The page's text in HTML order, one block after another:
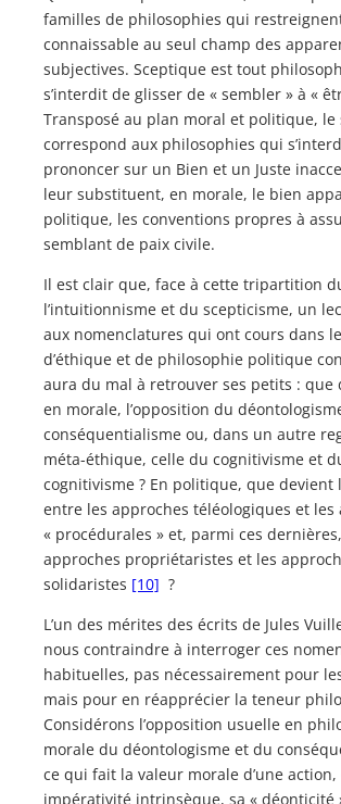
familles de philosophies qui
connaissable au seul champ des
subjectives. Sceptique est tout
s’interdit de glisser de « sembler » à «
Transposé au plan moral et politique, le
correspond aux philosophies qui
prononcer sur un Bien et un Juste
leur substituent, en morale, le bien
politique, les conventions propres à
semblant de paix civile.
Il est clair que, face à cette tripartition
l’intuitionnisme et du scepticisme, un
aux nomenclatures qui ont cours dans
d’éthique et de philosophie politique
aura du mal à retrouver ses petits : que
en morale, l’opposition du
conséquentialisme ou, dans un autre
méta-éthique, celle du cognitivisme et
cognitivisme ? En politique, que devient
entre les approches téléologiques et les
« procédurales » et, parmi ces
approches propriétaristes et les
solidaristes [10] ?
L’un des mérites des écrits de Jules
nous contraindre à interroger ces
habituelles, pas nécessairement pour
mais pour en réapprécier la teneur
Considérons l’opposition usuelle en
morale du déontologisme et du
ce qui fait la valeur morale d’une action,
impérativité intrinsèque, sa « déonticité